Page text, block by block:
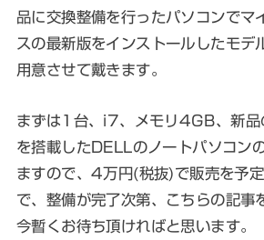
品に交換整備を行ったパソコンでマ
スの最新版をインストールしたモデ
用意させて戴きます。
まずは1台、i7、メモリ4GB、新
を搭載したDELLのノートパソコン
ますので、4万円(税抜)で販売を予
で、整備が完了次第、こちらの記事
今暫くお待ち頂ければと思います。